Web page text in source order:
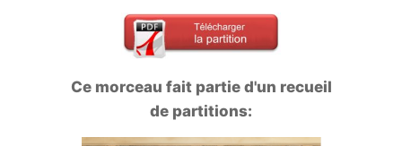
Ce morceau fait partie d'un recueil
de partitions: